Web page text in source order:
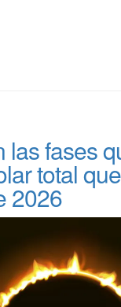
las fases
total
2026